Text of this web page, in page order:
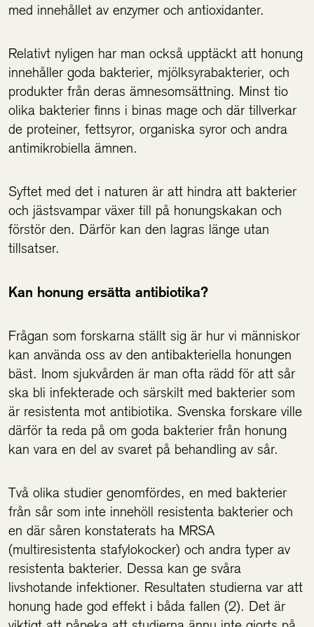
med innehållet av enzymer och antioxidanter.
Relativt nyligen har man också upptäckt att honung
innehåller goda bakterier, mjölksyrabakterier, och
produkter från deras ämnesomsättning. Minst tio
olika bakterier finns i binas mage och där tillverkar
de proteiner, fettsyror, organiska syror och andra
antimikrobiella ämnen.
Syftet med det i naturen är att hindra att bakterier
och jästsvampar växer till på honungskakan och
förstör den. Därför kan den lagras länge utan
tillsatser.
Kan honung ersätta antibiotika?
Frågan som forskarna ställt sig är hur vi människor
kan använda oss av den antibakteriella honungen
bäst. Inom sjukvården är man ofta rädd för att sår
ska bli infekterade och särskilt med bakterier som
är resistenta mot antibiotika. Svenska forskare ville
därför ta reda på om goda bakterier från honung
kan vara en del av svaret på behandling av sår.
Två olika studier genomfördes, en med bakterier
från sår som inte innehöll resistenta bakterier och
en där såren konstaterats ha MRSA
(multiresistenta stafylokocker) och andra typer av
resistenta bakterier. Dessa kan ge svåra
livshotande infektioner. Resultaten studierna var att
honung hade god effekt i båda fallen (2). Det är